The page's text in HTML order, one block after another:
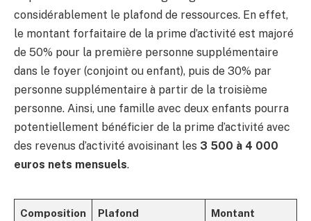
considérablement le plafond de ressources. En effet,
le montant forfaitaire de la prime d’activité est majoré
de 50% pour la première personne supplémentaire
dans le foyer (conjoint ou enfant), puis de 30% par
personne supplémentaire à partir de la troisième
personne. Ainsi, une famille avec deux enfants pourra
potentiellement bénéficier de la prime d’activité avec
des revenus d’activité avoisinant les 3 500 à 4 000
euros nets mensuels.
Composition
Plafond
Montant